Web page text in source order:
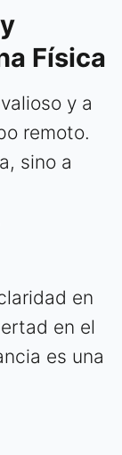
Física
y a
remoto.
sino a
en
en el
es una